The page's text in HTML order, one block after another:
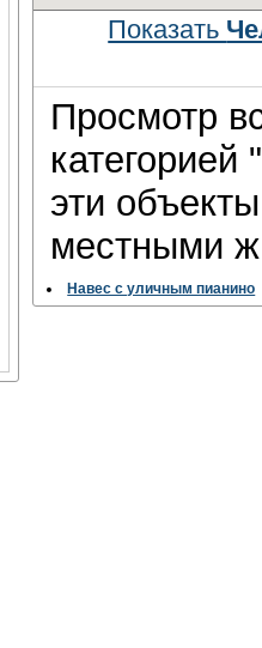
Показать
Просмотр
эти
местными
Навес с уличным пианино